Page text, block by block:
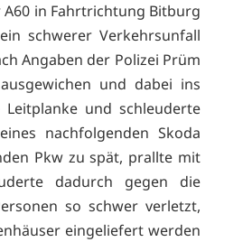
in Fahrtrichtung Bitburg
schwerer Verkehrsunfall
Angaben der Polizei Prüm
und dabei ins
und schleuderte
nachfolgenden Skoda
Pkw zu spät, prallte mit
dadurch gegen die
so schwer verletzt,
eingeliefert werden